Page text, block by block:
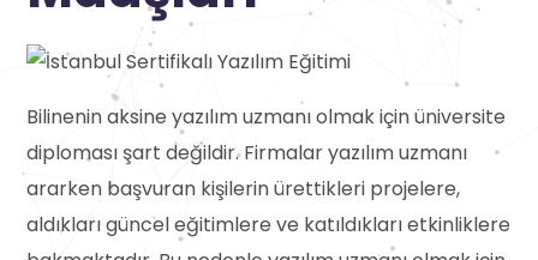
Bilinenin aksine yazılım uzmanı olmak için üniversite
diploması şart değildir. Firmalar yazılım uzmanı
ararken başvuran kişilerin ürettikleri projelere,
aldıkları güncel eğitimlere ve katıldıkları etkinliklere